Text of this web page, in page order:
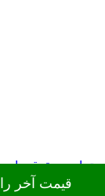
تمامی حقوق
قیمت آخر را